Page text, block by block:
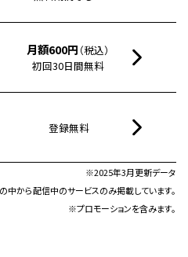
月額600円 （税込）
初回30日間無料
登録無料
※2025年3月更新データ
中から配信中のサービスのみ掲載しています。
※プロモーションを含みます。